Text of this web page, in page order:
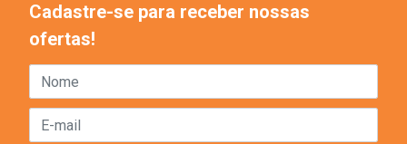
Cadastre-se para receber nossas
ofertas!